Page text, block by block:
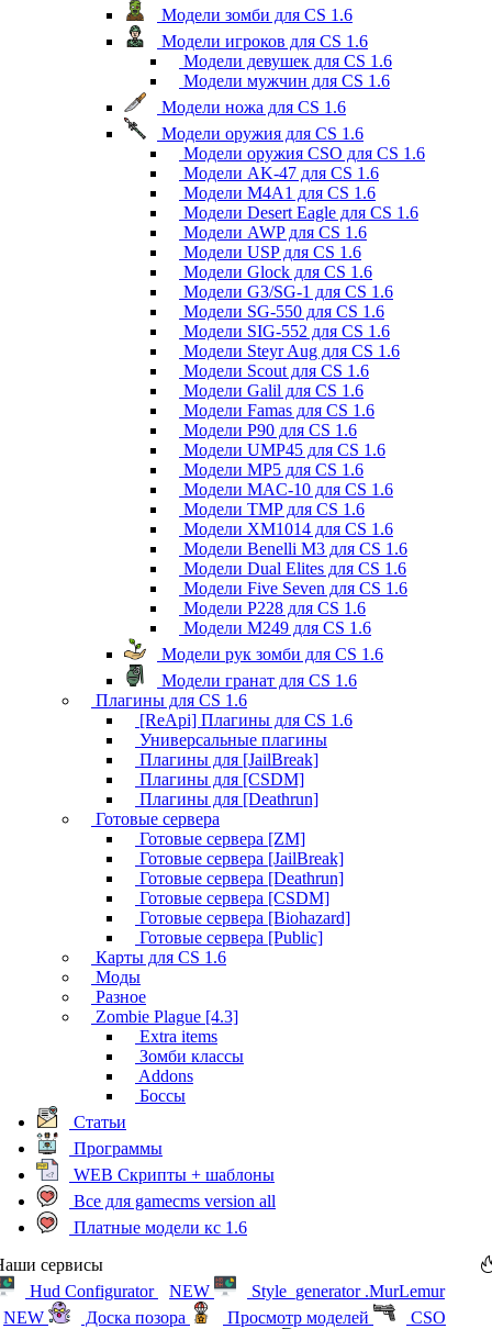
Модели зомби для CS 1.6
Модели игроков для CS 1.6
Модели девушек для CS 1.6
Модели мужчин для CS 1.6
Модели ножа для CS 1.6
Модели оружия для CS 1.6
Модели оружия CSO для CS 1.6
Модели AK-47 для CS 1.6
Модели M4A1 для CS 1.6
Модели Desert Eagle для CS 1.6
Модели AWP для CS 1.6
Модели USP для CS 1.6
Модели Glock для CS 1.6
Модели G3/SG-1 для CS 1.6
Модели SG-550 для CS 1.6
Модели SIG-552 для CS 1.6
Модели Steyr Aug для CS 1.6
Модели Scout для CS 1.6
Модели Galil для CS 1.6
Модели Famas для CS 1.6
Модели P90 для CS 1.6
Модели UMP45 для CS 1.6
Модели MP5 для CS 1.6
Модели MAC-10 для CS 1.6
Модели TMP для CS 1.6
Модели XM1014 для CS 1.6
Модели Benelli M3 для CS 1.6
Модели Dual Elites для CS 1.6
Модели Five Seven для CS 1.6
Модели P228 для CS 1.6
Модели M249 для CS 1.6
Модели рук зомби для CS 1.6
Модели гранат для CS 1.6
Плагины для CS 1.6
[ReApi] Плагины для CS 1.6
Универсальные плагины
Плагины для [JailBreak]
Плагины для [CSDM]
Плагины для [Deathrun]
Готовые сервера
Готовые сервера [ZM]
Готовые сервера [JailBreak]
Готовые сервера [Deathrun]
Готовые сервера [CSDM]
Готовые сервера [Biohazard]
Готовые сервера [Public]
Карты для CS 1.6
Моды
Разное
Zombie Plague [4.3]
Extra items
Зомби классы
Addons
Боссы
Статьи
Программы
WEB Скрипты + шаблоны
Все для gamecms version all
Платные модели кс 1.6
сервисы
Hud Configurator
NEW
Style_generator .MurLemur
NEW
Доска позора Просмотр моделей CSO